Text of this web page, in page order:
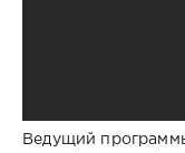
Ведущий